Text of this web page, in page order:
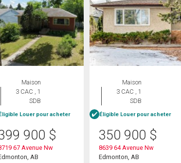
Maison
3 CAC , 1
SDB
Louer pour acheter
900 $
67 Avenue Nw
AB
Maison
3 CAC , 1
SDB
Éligible Louer pour acheter
350 900 $
8639 64 Avenue Nw
Edmonton, AB